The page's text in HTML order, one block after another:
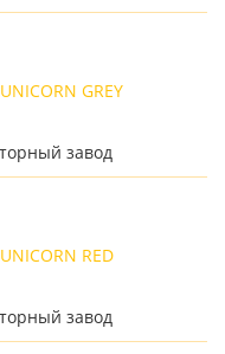
GREY
завод
RED
завод